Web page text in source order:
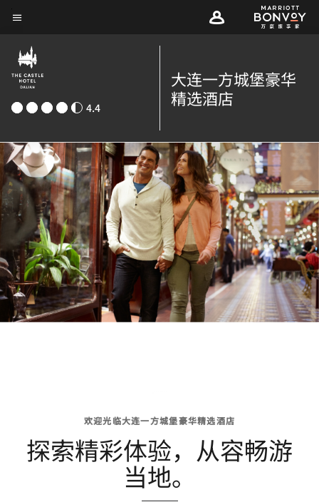
Skip
main
content
4.4
大连一方城堡豪华
精选酒店
欢迎光临大连一方城堡豪华精选酒店
探索精彩体验，从容畅游
当地。